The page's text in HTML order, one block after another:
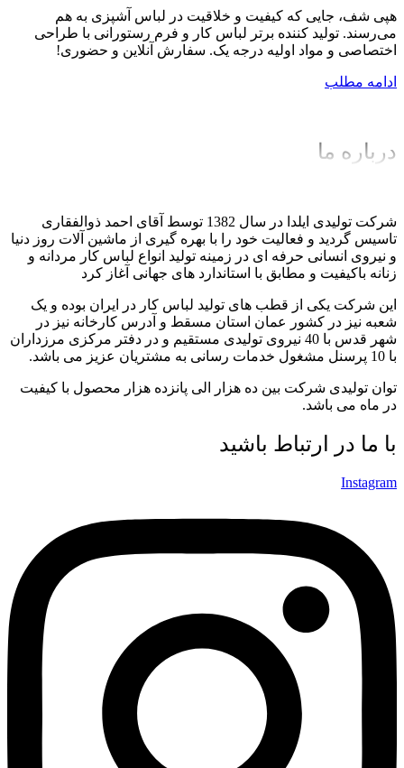
هپی شف، جایی که کیفیت و خلاقیت در لباس آشپزی به هم
می‌رسند. تولید کننده برتر لباس کار و فرم رستورانی با طراحی
اختصاصی و مواد اولیه درجه یک. سفارش آنلاین و حضوری!
ادامه مطلب
درباره ما
شرکت تولیدی ایلدا در سال 1382 توسط آقای احمد ذوالفقاری
تاسیس گردید و فعالیت خود را با بهره گیری از ماشین آلات روز دنیا
و نیروی انسانی حرفه ای در زمینه تولید انواع لباس کار مردانه و
زنانه باکیفیت و مطابق با استاندارد های جهانی آغاز کرد
این شرکت یکی از قطب های تولید لباس کار در ایران بوده و یک
شعبه نیز در کشور عمان استان مسقط و آدرس کارخانه نیز در
شهر قدس با 40 نیروی تولیدی مستقیم و در دفتر مرکزی مرزداران
با 10 پرسنل مشغول خدمات رسانی به مشتریان عزیز می باشد.
توان تولیدی شرکت بین ده هزار الی پانزده هزار محصول با کیفیت
در ماه می باشد.
با ما در ارتباط باشید
Instagram